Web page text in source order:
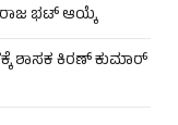
ಭಟ್ ಆಯ್ಕೆ
ಶಾಸಕ ಕಿರಣ್ ಕುಮಾರ್